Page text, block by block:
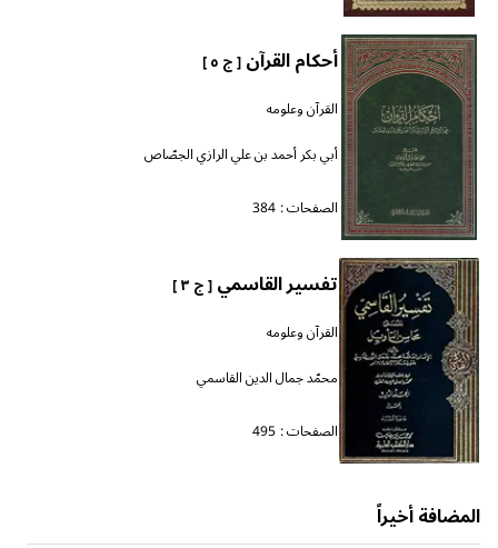
أحكام القرآن[ ج ٥ ]
القرآن وعلومه
أبي بكر أحمد بن علي الرازي الجصّاص
الصفحات : 384
تفسير القاسمي[ ج ٣ ]
القرآن وعلومه
محمّد جمال الدين القاسمي
الصفحات : 495
المضافة أخيراً